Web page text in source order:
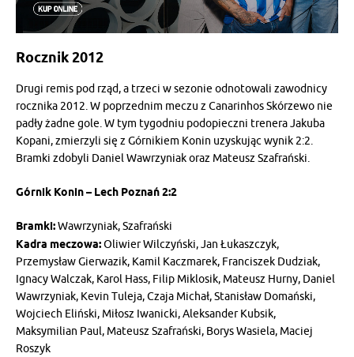
Rocznik 2012
Drugi remis pod rząd, a trzeci w sezonie odnotowali zawodnicy
rocznika 2012. W poprzednim meczu z Canarinhos Skórzewo nie
padły żadne gole. W tym tygodniu podopieczni trenera Jakuba
Kopani, zmierzyli się z Górnikiem Konin uzyskując wynik 2:2.
Bramki zdobyli Daniel Wawrzyniak oraz Mateusz Szafrański.
Górnik Konin – Lech Poznań 2:2
Bramki:Wawrzyniak, Szafrański
Kadra meczowa:Oliwier Wilczyński, Jan Łukaszczyk,
Przemysław Gierwazik, Kamil Kaczmarek, Franciszek Dudziak,
Ignacy Walczak, Karol Hass, Filip Miklosik, Mateusz Hurny, Daniel
Wawrzyniak, Kevin Tuleja, Czaja Michał, Stanisław Domański,
Wojciech Eliński, Miłosz Iwanicki, Aleksander Kubsik,
Maksymilian Paul, Mateusz Szafrański, Borys Wasiela, Maciej
Roszyk